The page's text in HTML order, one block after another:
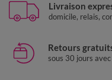
Livraison
domicile, relais,
Retours
sous 30 jours